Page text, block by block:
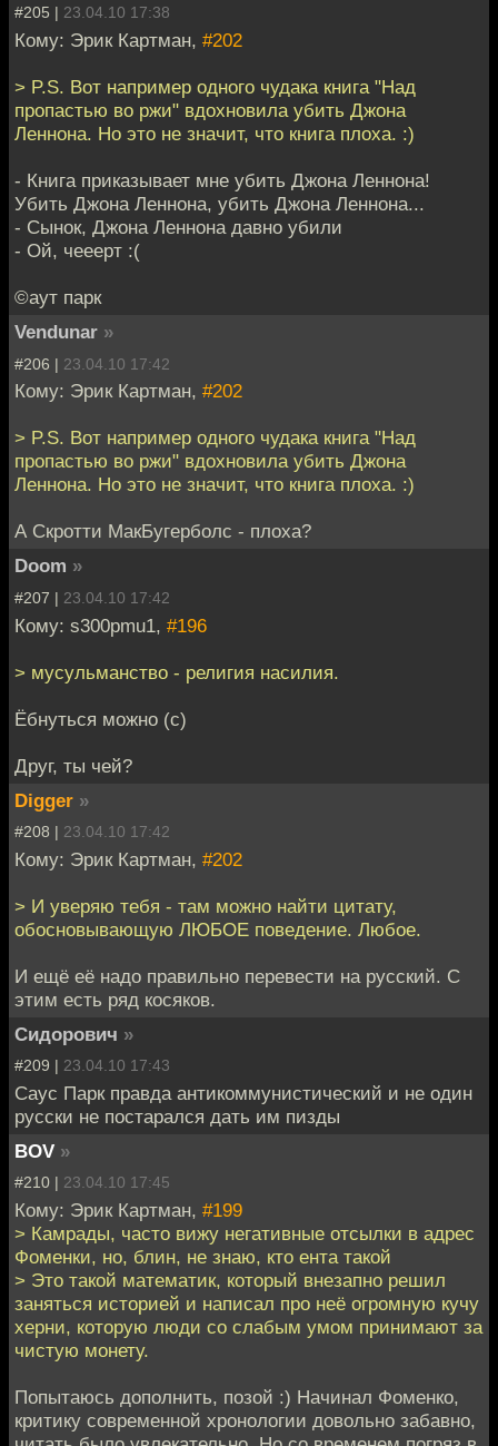
#205 | 23.04.10 17:38
Кому: Эрик Картман, #202
> P.S. Вот например одного чудака книга "Над
пропастью во ржи" вдохновила убить Джона
Леннона. Но это не значит, что книга плоха. :)
- Книга приказывает мне убить Джона Леннона!
Убить Джона Леннона, убить Джона Леннона...
- Сынок, Джона Леннона давно убили
- Ой, чееерт :(
©аут парк
Vendunar »
#206 | 23.04.10 17:42
Кому: Эрик Картман, #202
> P.S. Вот например одного чудака книга "Над
пропастью во ржи" вдохновила убить Джона
Леннона. Но это не значит, что книга плоха. :)
А Скротти МакБугерболс - плоха?
Doom »
#207 | 23.04.10 17:42
Кому: s300pmu1, #196
> мусульманство - религия насилия.
Ёбнуться можно (c)
Друг, ты чей?
Digger »
#208 | 23.04.10 17:42
Кому: Эрик Картман, #202
> И уверяю тебя - там можно найти цитату,
обосновывающую ЛЮБОЕ поведение. Любое.
И ещё её надо правильно перевести на русский. С
этим есть ряд косяков.
Сидорович »
#209 | 23.04.10 17:43
Саус Парк правда антикоммунистический и не один
русски не постарался дать им пизды
BOV »
#210 | 23.04.10 17:45
Кому: Эрик Картман, #199
> Камрады, часто вижу негативные отсылки в адрес
Фоменки, но, блин, не знаю, кто ента такой
> Это такой математик, который внезапно решил
заняться историей и написал про неё огромную кучу
херни, которую люди со слабым умом принимают за
чистую монету.
Попытаюсь дополнить, позой :) Начинал Фоменко,
критику современной хронологии довольно забавно,